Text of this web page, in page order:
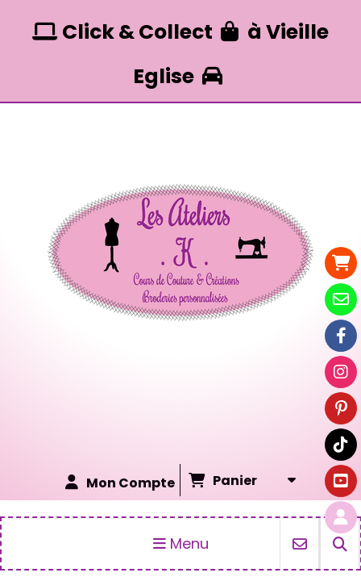
 Click & Collect  à Vieille
Eglise 
Mon Compte Panier
Menu